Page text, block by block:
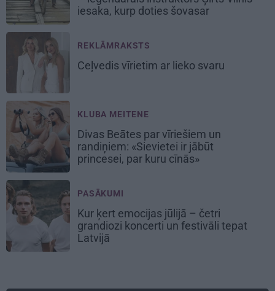
iesaka, kurp doties šovasar
REKLĀMRAKSTS
Ceļvedis vīrietim ar lieko svaru
KLUBA MEITENE
Divas Beātes par vīriešiem un
randiņiem: «Sievietei ir jābūt
princesei, par kuru cīnās»
PASĀKUMI
Kur ķert emocijas jūlijā – četri
grandiozi koncerti un festivāli tepat
Latvijā